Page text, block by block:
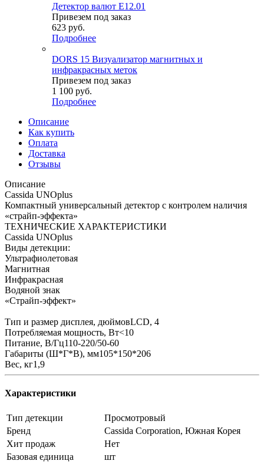
Детектор валют Е12.01
Привезем под заказ
623 руб.
Подробнее
DORS 15 Визуализатор магнитных и
инфракрасных меток
Привезем под заказ
1 100 руб.
Подробнее
Описание
Как купить
Оплата
Доставка
Отзывы
Описание
Cassida UNOplus
Компактный универсальный детектор с контролем наличия
«страйп-эффекта»
ТЕХНИЧЕСКИЕ ХАРАКТЕРИСТИКИ
Cassida UNOplus
Виды детекции:
Ультрафиолетовая
Магнитная
Инфракрасная
Водяной знак
«Страйп-эффект»
Тип и размер дисплея, дюймовLCD, 4
Потребляемая мощность, Вт<10
Питание, В/Гц110-220/50-60
Габариты (Ш*Г*В), мм105*150*206
Вес, кг1,9
Характеристики
Тип детекции
Просмотровый
Бренд
Cassida Corporation, Южная Корея
Хит продаж
Нет
Базовая единица
шт